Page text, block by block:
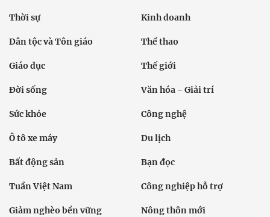
Thời sự Kinh doanh
Dân tộc và Tôn giáo Thể thao
Giáo dục Thế giới
Đời sống Văn hóa - Giải trí
Sức khỏe Công nghệ
Ô tô xe máy Du lịch
Bất động sản Bạn đọc
Tuần Việt Nam Công nghiệp hỗ trợ
Giảm nghèo bền vững Nông thôn mới